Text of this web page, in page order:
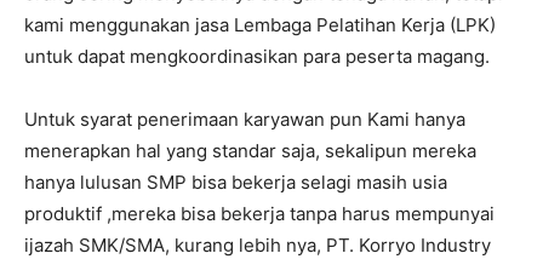
kami menggunakan jasa Lembaga Pelatihan Kerja (LPK)
untuk dapat mengkoordinasikan para peserta magang.
Untuk syarat penerimaan karyawan pun Kami hanya
menerapkan hal yang standar saja, sekalipun mereka
hanya lulusan SMP bisa bekerja selagi masih usia
produktif ,mereka bisa bekerja tanpa harus mempunyai
ijazah SMK/SMA, kurang lebih nya, PT. Korryo Industry